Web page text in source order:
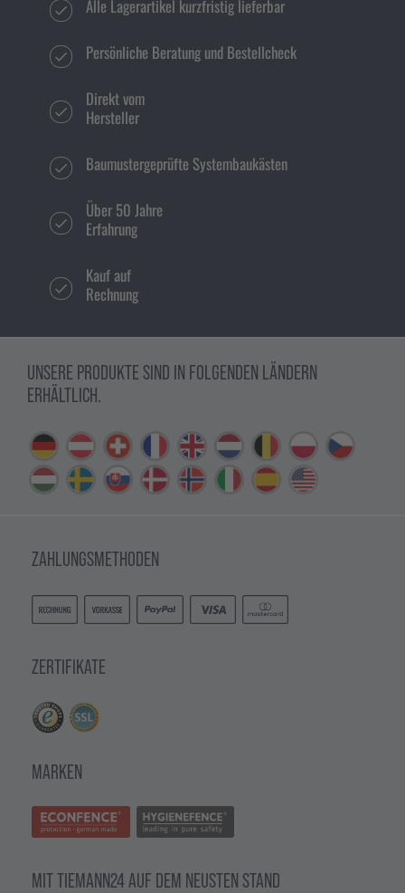
Alle Lagerartikel kurzfristig lieferbar
Persönliche Beratung und Bestellcheck
Direkt vom
Hersteller
Baumustergeprüfte Systembaukästen
Über 50 Jahre
Erfahrung
Kauf auf
Rechnung
UNSERE PRODUKTE SIND IN FOLGENDEN LÄNDERN
ERHÄLTLICH.
ZAHLUNGSMETHODEN
ZERTIFIKATE
MARKEN
MIT TIEMANN24 AUF DEM NEUSTEN STAND